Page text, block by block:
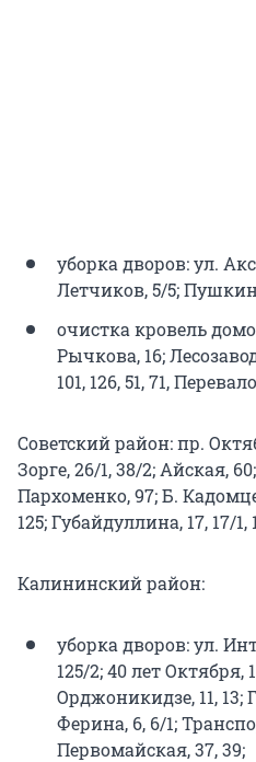
уборка дворов: ул.
Летчиков, 5/5;
очистка кровель
Рычкова, 16;
101, 126, 51, 71,
Советский район: пр.
Зорге, 26/1, 38/2; Айская,
Пархоменко, 97; Б.
125; Губайдуллина, 17, 17/1,
Калининский район:
уборка дворов: ул.
125/2; 40 лет Октября,
Орджоникидзе, 11, 13;
Ферина, 6, 6/1;
Первомайская, 37, 39;